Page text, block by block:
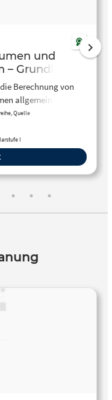
und
Grundlagen
Berechnung von
allgemein gezeigt
Unterschied zwischen …
Quelle
I